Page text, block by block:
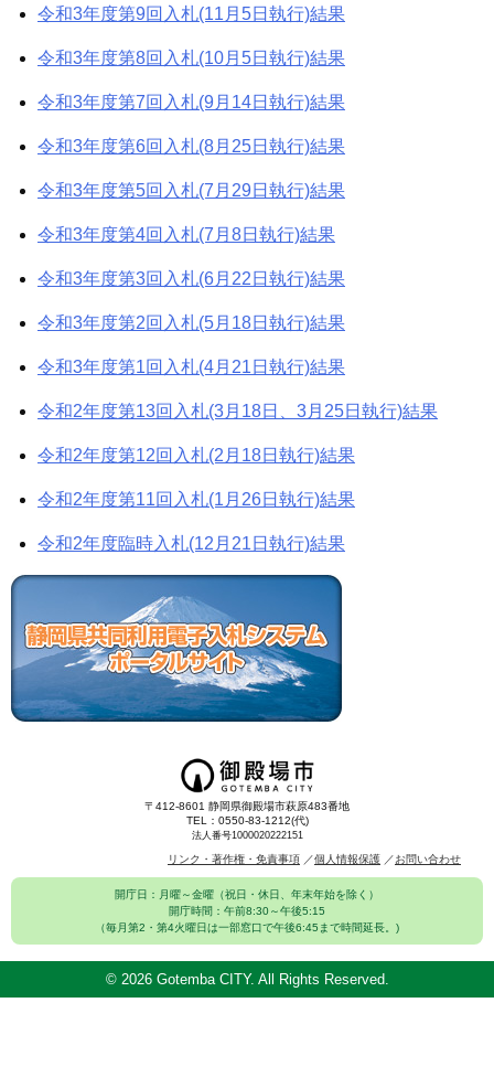
令和3年度第9回入札(11月5日執行)結果
令和3年度第8回入札(10月5日執行)結果
令和3年度第7回入札(9月14日執行)結果
令和3年度第6回入札(8月25日執行)結果
令和3年度第5回入札(7月29日執行)結果
令和3年度第4回入札(7月8日執行)結果
令和3年度第3回入札(6月22日執行)結果
令和3年度第2回入札(5月18日執行)結果
令和3年度第1回入札(4月21日執行)結果
令和2年度第13回入札(3月18日、3月25日執行)結果
令和2年度第12回入札(2月18日執行)結果
令和2年度第11回入札(1月26日執行)結果
令和2年度臨時入札(12月21日執行)結果
〒412-8601 静岡県御殿場市萩原483番地
TEL：0550-83-1212(代)
法人番号1000020222151
リンク・著作権・免責事項 個人情報保護 お問い合わせ
開庁日：月曜～金曜（祝日・休日、年末年始を除く）
開庁時間：午前8:30～午後5:15
（毎月第2・第4火曜日は一部窓口で午後6:45まで時間延長。)
© 2026 Gotemba CITY. All Rights Reserved.